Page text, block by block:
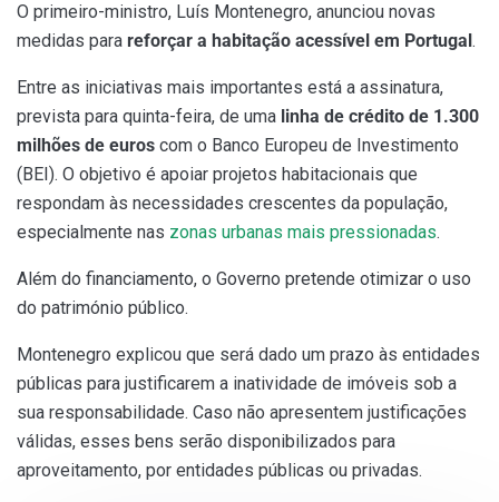
O primeiro-ministro, Luís Montenegro, anunciou novas
medidas para reforçar a habitação acessível em Portugal .
Entre as iniciativas mais importantes está a assinatura,
prevista para quinta-feira, de uma linha de crédito de 1.300
milhões de euros com o Banco Europeu de Investimento
(BEI). O objetivo é apoiar projetos habitacionais que
respondam às necessidades crescentes da população,
especialmente nas zonas urbanas mais pressionadas.
Além do financiamento, o Governo pretende otimizar o uso
do património público.
Montenegro explicou que será dado um prazo às entidades
públicas para justificarem a inatividade de imóveis sob a
sua responsabilidade. Caso não apresentem justificações
válidas, esses bens serão disponibilizados para
aproveitamento, por entidades públicas ou privadas.